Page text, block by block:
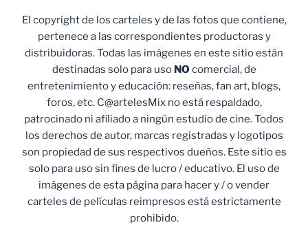
El copyright de los carteles y de las fotos que contiene,
pertenece a las correspondientes productoras y
distribuidoras. Todas las imágenes en este sitio están
destinadas solo para uso NO comercial, de
entretenimiento y educación: reseñas, fan art, blogs,
foros, etc. C@artelesMix no está respaldado,
patrocinado ni afiliado a ningún estudio de cine. Todos
los derechos de autor, marcas registradas y logotipos
son propiedad de sus respectivos dueños. Este sitio es
solo para uso sin fines de lucro / educativo. El uso de
imágenes de esta página para hacer y / o vender
carteles de películas reimpresos está estrictamente
prohibido.